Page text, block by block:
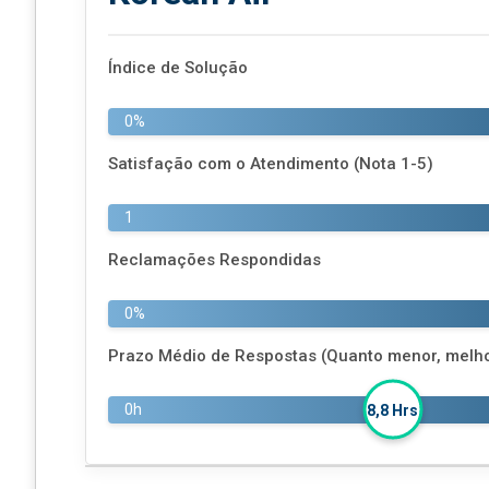
Índice de Solução
0%
Satisfação com o Atendimento (Nota 1-5)
1
Reclamações Respondidas
0%
Prazo Médio de Respostas (Quanto menor,
0h 8,8 Hrs